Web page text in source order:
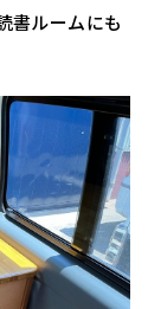
書ルームにも